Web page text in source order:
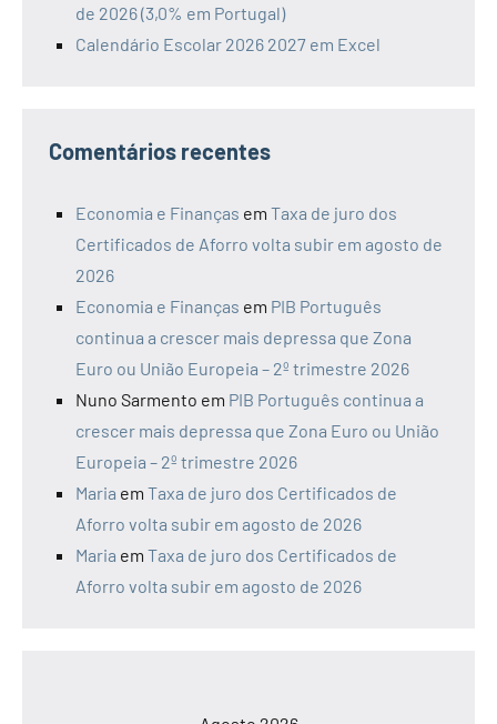
de 2026 (3,0% em Portugal)
Calendário Escolar 2026 2027 em Excel
Comentários recentes
Economia e Finanças em Taxa de juro dos
Certificados de Aforro volta subir em agosto de
2026
Economia e Finanças em PIB Português
continua a crescer mais depressa que Zona
Euro ou União Europeia – 2º trimestre 2026
Nuno Sarmento em PIB Português continua a
crescer mais depressa que Zona Euro ou União
Europeia – 2º trimestre 2026
Maria em Taxa de juro dos Certificados de
Aforro volta subir em agosto de 2026
Maria em Taxa de juro dos Certificados de
Aforro volta subir em agosto de 2026